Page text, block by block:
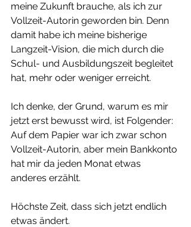
meine Zukunft brauche, als ich zur
Vollzeit-Autorin geworden bin. Denn
damit habe ich meine bisherige
Langzeit-Vision, die mich durch die
Schul- und Ausbildungszeit begleitet
hat, mehr oder weniger erreicht.
Ich denke, der Grund, warum es mir
jetzt erst bewusst wird, ist Folgender:
Auf dem Papier war ich zwar schon
Vollzeit-Autorin, aber mein Bankkonto
hat mir da jeden Monat etwas
anderes erzählt.
Höchste Zeit, dass sich jetzt endlich
etwas ändert.